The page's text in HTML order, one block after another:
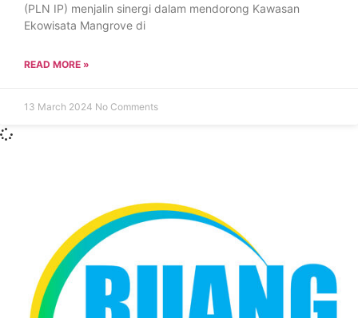
(PLN IP) menjalin sinergi dalam mendorong Kawasan
Ekowisata Mangrove di
READ MORE »
13 March 2024 No Comments